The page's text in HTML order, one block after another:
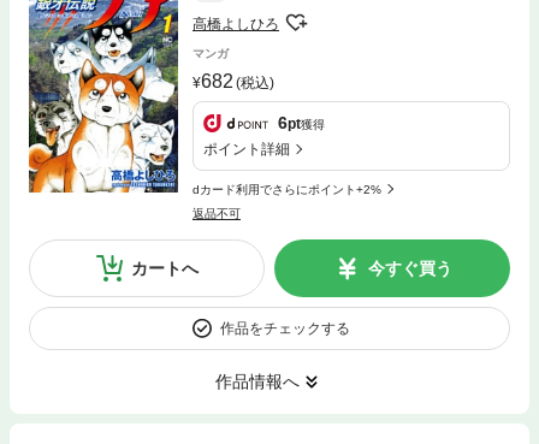
高橋よしひろ
マンガ
682 (税込)
6pt獲得
ポイント詳細
dカード利用でさらにポイント+2%
返品不可
カートへ 今すぐ買う
作品をチェックする
作品情報へ